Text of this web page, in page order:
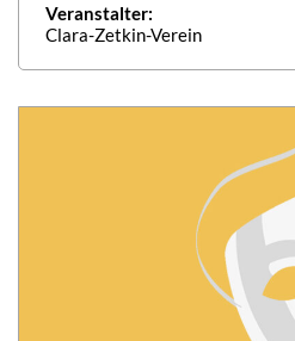
Veranstalter:
Clara-Zetkin-Verein